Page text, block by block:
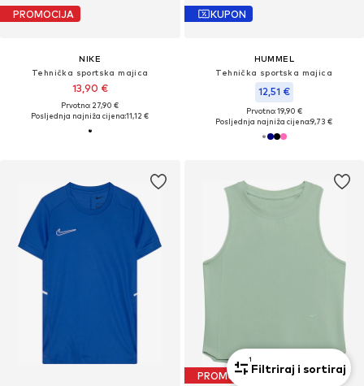
PROMOCIJA
NIKE
Tehnička sportska majica
13,90 €
Prvotno: 27,90 €
Posljednja najniža cijena:11,12 €
KUPON
HUMMEL
Tehnička sportska majica
12,51 €
Prvotno: 19,90 €
Posljednja najniža cijena:9,73 €
PROMOCIJA
1
Filtriraj i sortiraj